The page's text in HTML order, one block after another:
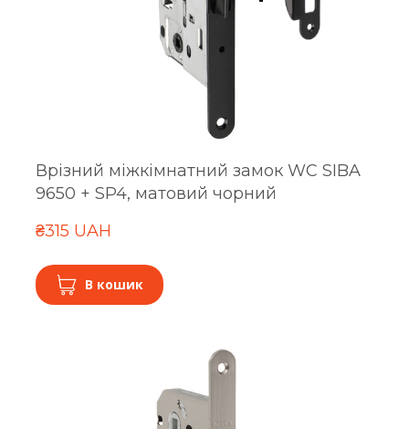
Врізний міжкімнатний замок WC SIBA
9650 + SP4, матовий чорний
₴315 UAH
В кошик